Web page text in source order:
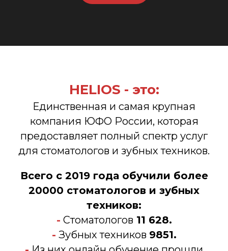
HELIOS - это:
Единственная и самая крупная
компания ЮФО России, которая
предоставляет полный спектр услуг
для стоматологов и зубных техников.
Всего с 2019 года обучили более
20000 стоматологов и зубных
техников:
- Стоматологов 11 628.
- Зубных техников 9851.